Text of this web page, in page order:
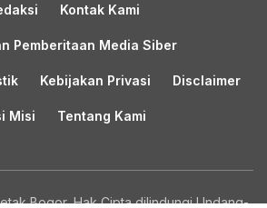
Kontak Kami
Pemberitaan Media Siber
Kebijakan Privasi Disclaimer
Misi Tentang Kami
Bogor, Hak Cipta dilindungi Undang-